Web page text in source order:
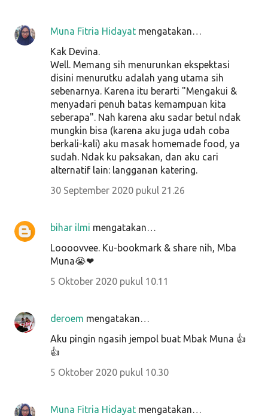
Muna Fitria Hidayat mengatakan…
Kak Devina.
Well. Memang sih menurunkan ekspektasi
disini menurutku adalah yang utama sih
sebenarnya. Karena itu berarti "Mengakui &
menyadari penuh batas kemampuan kita
seberapa". Nah karena aku sadar betul ndak
mungkin bisa (karena aku juga udah coba
berkali-kali) aku masak homemade food, ya
sudah. Ndak ku paksakan, dan aku cari
alternatif lain: langganan katering.
30 September 2020 pukul 21.26
bihar ilmi mengatakan…
Loooovvee. Ku-bookmark & share nih, Mba
Muna😭❤
5 Oktober 2020 pukul 10.11
deroem mengatakan…
Aku pingin ngasih jempol buat Mbak Muna 👍
👍
5 Oktober 2020 pukul 10.30
Muna Fitria Hidayat mengatakan…